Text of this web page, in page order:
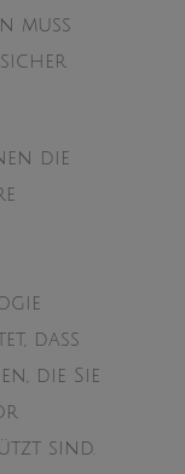
muss
die
dass
die Sie
sind.